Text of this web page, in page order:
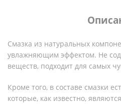
Смазка из натуральных
увлажняющим эффектом. Не
веществ, подходит для самых
Кроме того, в составе смазки
которые, как известно,